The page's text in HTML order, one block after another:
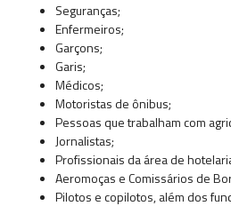
Seguranças;
Enfermeiros;
Garçons;
Garis;
Médicos;
Motoristas de ônibus;
Pessoas que trabalham com
Jornalistas;
Profissionais da área de
Aeromoças e Comissários de
Pilotos e copilotos, além dos